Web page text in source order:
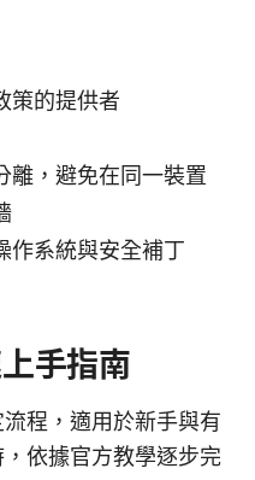
策的提供者
離，避免在同一裝置
作系統與安全補丁
手指南
程，適用於新手與有
依據官方教學逐步完